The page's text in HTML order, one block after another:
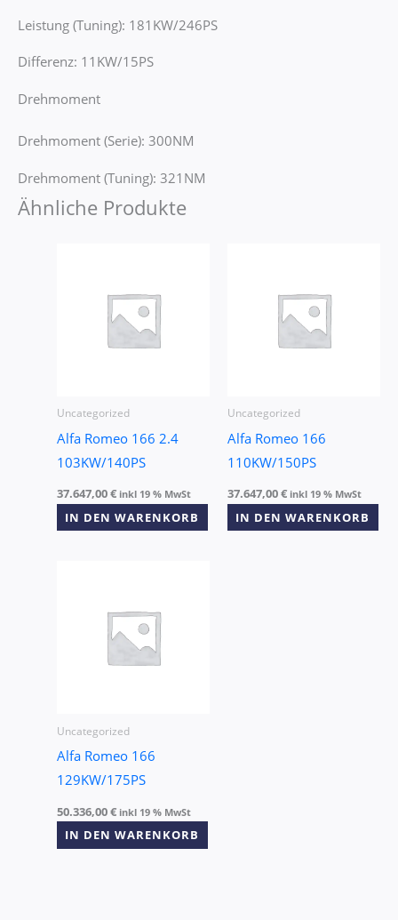
Leistung (Tuning): 181KW/246PS
Differenz: 11KW/15PS
Drehmoment
Drehmoment (Serie): 300NM
Drehmoment (Tuning): 321NM
Ähnliche Produkte
Uncategorized
Alfa Romeo 166 2.4
103KW/140PS
37.647,00€ inkl 19 % MwSt
IN DEN WARENKORB
Uncategorized
Alfa Romeo 166
110KW/150PS
37.647,00€ inkl 19 % MwSt
IN DEN WARENKORB
Uncategorized
Alfa Romeo 166
129KW/175PS
50.336,00€ inkl 19 % MwSt
IN DEN WARENKORB